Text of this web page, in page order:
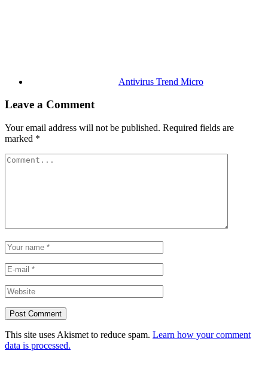
Antivirus Trend Micro
Leave a Comment
Your email address will not be published. Required fields are
marked *
This site uses Akismet to reduce spam. Learn how your comment
data is processed.